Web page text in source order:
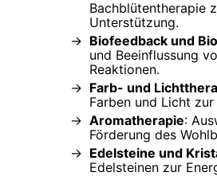
Bachblütentherapie
Unterstützung.
Biofeedback und
und Beeinflussung
Reaktionen.
Farb- und
Farben und Licht
Aromatherapie:
Förderung des
Edelsteine und
Edelsteinen zur